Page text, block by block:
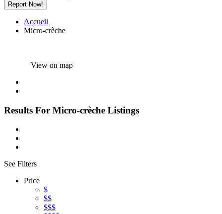
Report Now!
Accueil
Micro-crèche
View on map
Results For Micro-crèche Listings
See Filters
Price
$
$$
$$$